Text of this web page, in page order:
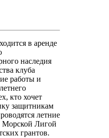
в аренде
наследия
клуба
работы и
кто хочет
защитникам
летние
Морской Лигой
грантов.